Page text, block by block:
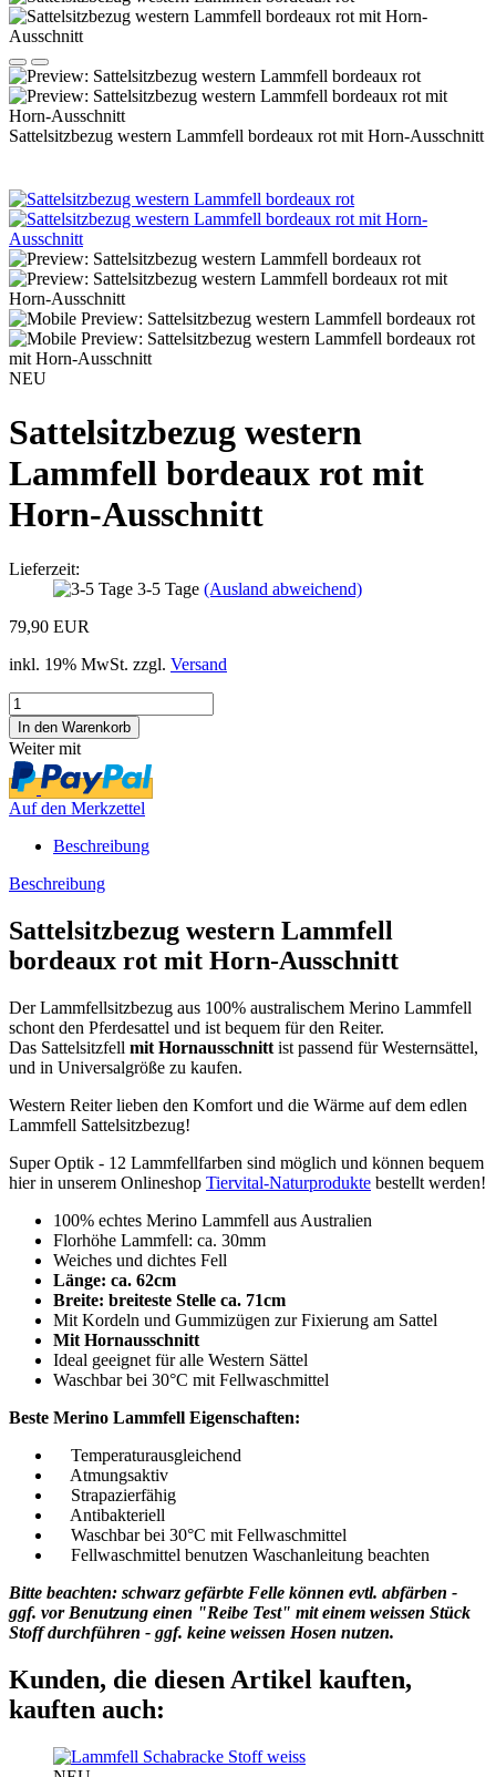
Sattelsitzbezug western Lammfell bordeaux rot mit Horn-Ausschnitt
NEU
Sattelsitzbezug western
Lammfell bordeaux rot mit
Horn-Ausschnitt
Lieferzeit:
3-5 Tage (Ausland abweichend)
79,90 EUR
inkl. 19% MwSt. zzgl. Versand
Weiter mit
Auf den Merkzettel
Beschreibung
Beschreibung
Sattelsitzbezug western Lammfell
bordeaux rot mit Horn-Ausschnitt
Der Lammfellsitzbezug aus 100% australischem Merino Lammfell
schont den Pferdesattel und ist bequem für den Reiter.
Das Sattelsitzfell mit Hornausschnitt ist passend für Westernsättel,
und in Universalgröße zu kaufen.
Western Reiter lieben den Komfort und die Wärme auf dem edlen
Lammfell Sattelsitzbezug!
Super Optik - 12 Lammfellfarben sind möglich und können bequem
hier in unserem Onlineshop Tiervital-Naturprodukte bestellt werden!
100% echtes Merino Lammfell aus Australien
Florhöhe Lammfell: ca. 30mm
Weiches und dichtes Fell
Länge: ca. 62cm
Breite: breiteste Stelle ca. 71cm
Mit Kordeln und Gummizügen zur Fixierung am Sattel
Mit Hornausschnitt
Ideal geeignet für alle Western Sättel
Waschbar bei 30°C mit Fellwaschmittel
Beste Merino Lammfell Eigenschaften:
Temperaturausgleichend
Atmungsaktiv
Strapazierfähig
Antibakteriell
Waschbar bei 30°C mit Fellwaschmittel
Fellwaschmittel benutzen Waschanleitung beachten
Bitte beachten: schwarz gefärbte Felle können evtl. abfärben -
ggf. vor Benutzung einen "Reibe Test" mit einem weissen Stück
Stoff durchführen - ggf. keine weissen Hosen nutzen.
Kunden, die diesen Artikel kauften,
kauften auch: